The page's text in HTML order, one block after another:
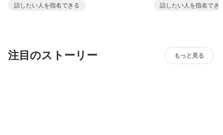
話したい人を指名できる 話したい人を指名でき
注目のストーリー もっと見る